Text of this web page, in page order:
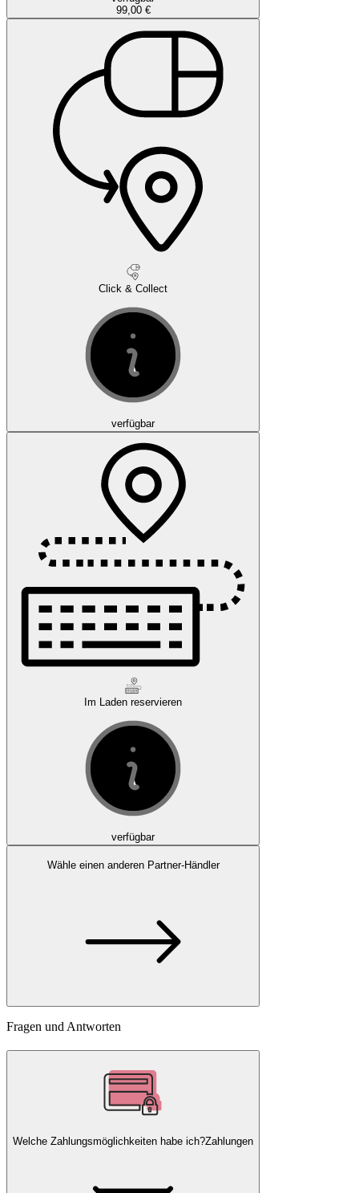
99,00 €
Click & Collect
verfügbar
Im Laden reservieren
verfügbar
Wähle einen anderen Partner-Händler
Fragen und Antworten
Welche Zahlungsmöglichkeiten habe ich?Zahlungen